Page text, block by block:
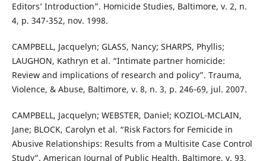
Editors’ Introduction”. Homicide Studies, Baltimore, v. 2, n.
4, p. 347-352, nov. 1998.
CAMPBELL, Jacquelyn; GLASS, Nancy; SHARPS, Phyllis;
LAUGHON, Kathryn et al. “Intimate partner homicide:
Review and implications of research and policy”. Trauma,
Violence, & Abuse, Baltimore, v. 8, n. 3, p. 246-69, jul. 2007.
CAMPBELL, Jacquelyn; WEBSTER, Daniel; KOZIOL-MCLAIN,
Jane; BLOCK, Carolyn et al. “Risk Factors for Femicide in
Abusive Relationships: Results from a Multisite Case Control
Study”. American Journal of Public Health, Baltimore, v. 93,